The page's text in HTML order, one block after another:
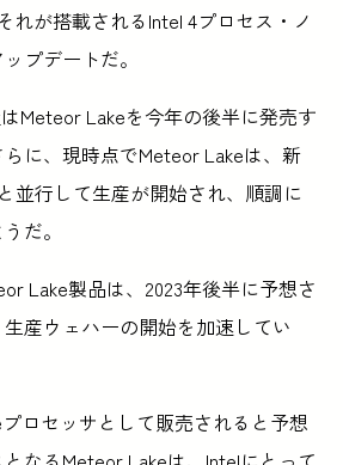
れが搭載されるIntel 4プロセス・ノ
プデートだ。
Meteor Lakeを今年の後半に発売す
に、現時点でMeteor Lakeは、新
並行して生産が開始され、順調に
だ。
Lake製品は、2023年後半に予想さ
産ウェハーの開始を加速してい
ロセッサとして販売されると予想